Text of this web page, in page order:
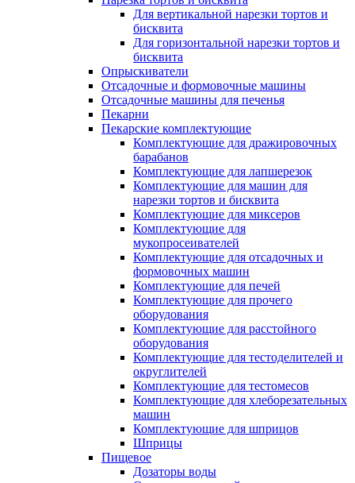
Для вертикальной нарезки тортов и
бисквита
Для горизонтальной нарезки тортов и
бисквита
Опрыскиватели
Отсадочные и формовочные машины
Отсадочные машины для печенья
Пекарни
Пекарские комплектующие
Комплектующие для дражировочных
барабанов
Комплектующие для лапшерезок
Комплектующие для машин для
нарезки тортов и бисквита
Комплектующие для миксеров
Комплектующие для
мукопросеивателей
Комплектующие для отсадочных и
формовочных машин
Комплектующие для печей
Комплектующие для прочего
оборудования
Комплектующие для расстойного
оборудования
Комплектующие для тестоделителей и
округлителей
Комплектующие для тестомесов
Комплектующие для хлеборезательных
машин
Комплектующие для шприцов
Шприцы
Пищевое
Дозаторы воды